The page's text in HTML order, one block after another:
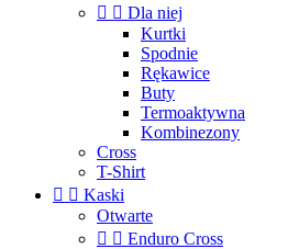
  Dla niej
Kurtki
Spodnie
Rękawice
Buty
Termoaktywna
Kombinezony
Cross
T-Shirt
  Kaski
Otwarte
  Enduro Cross